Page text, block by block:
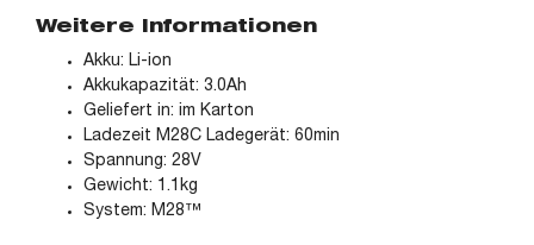
Weitere Informationen
Akku: Li-ion
Akkukapazität: 3.0Ah
Geliefert in: im Karton
Ladezeit M28C Ladegerät: 60min
Spannung: 28V
Gewicht: 1.1kg
System: M28™